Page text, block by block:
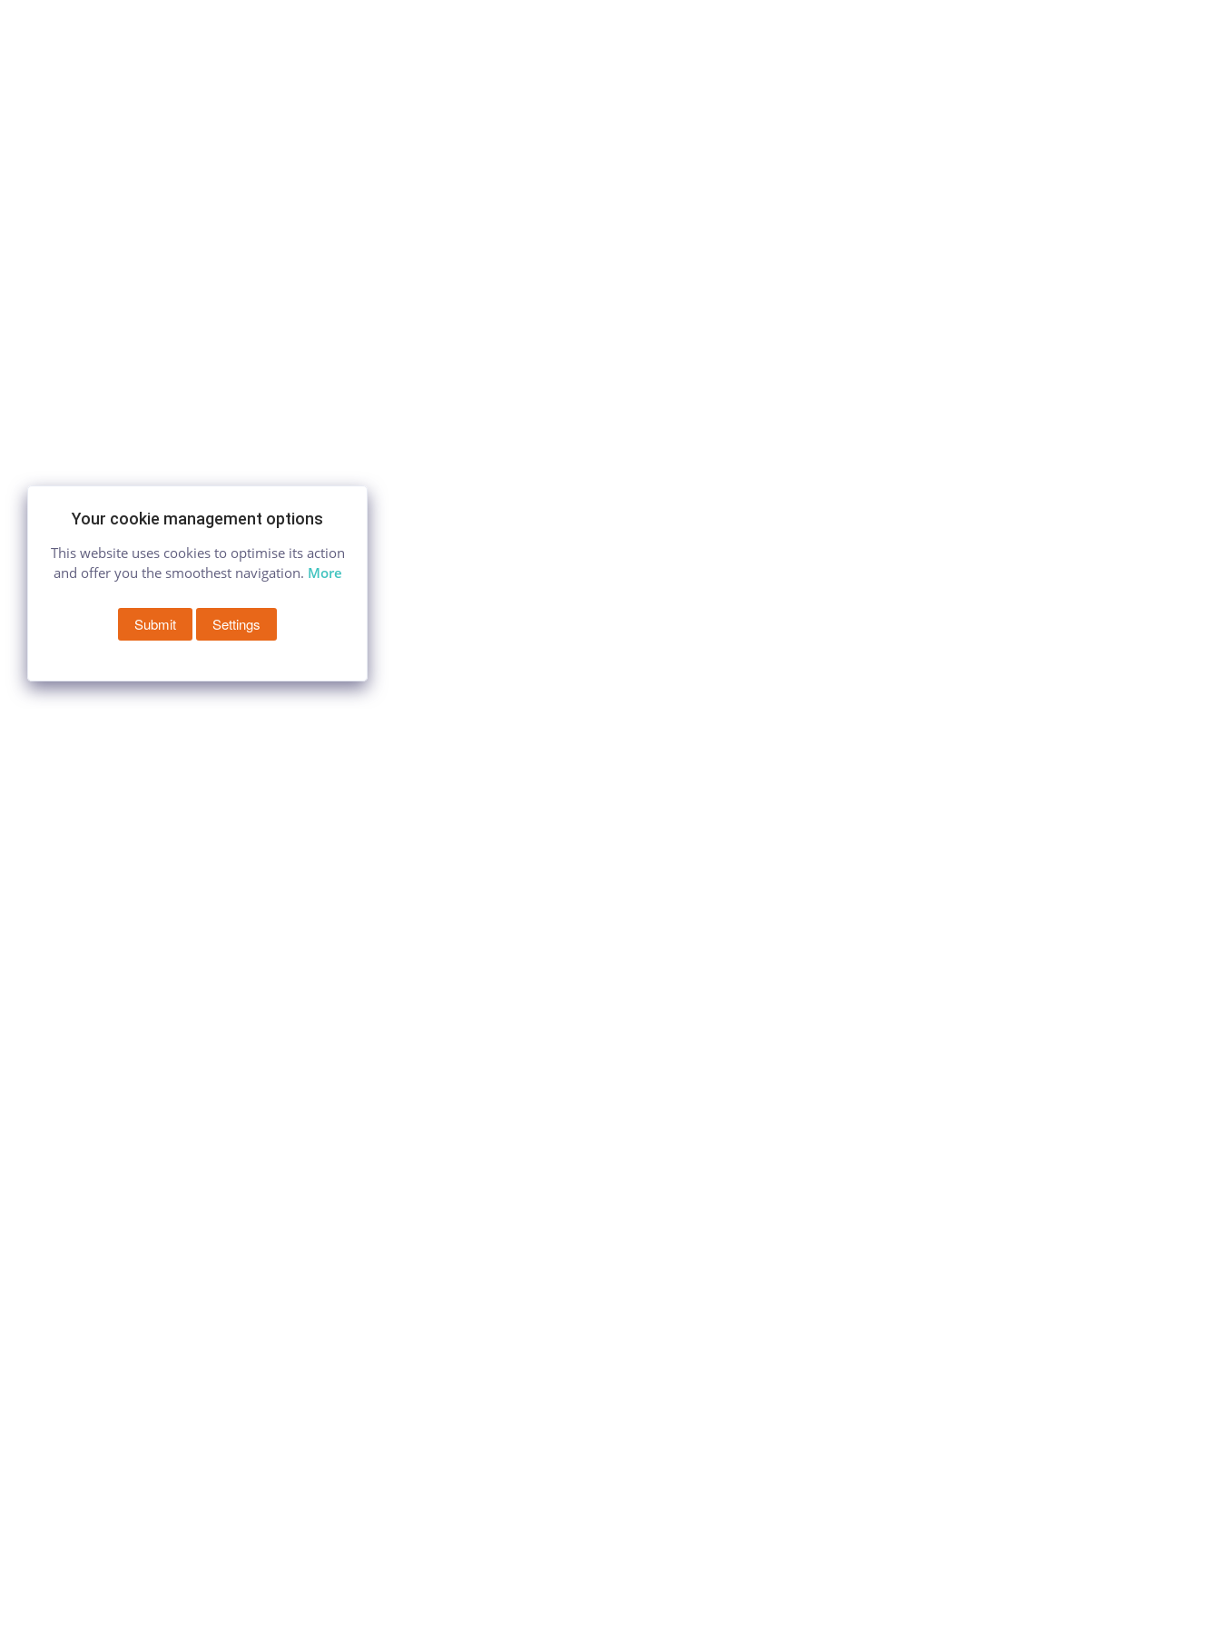
Your cookie management options
This website uses cookies to optimise its action
and offer you the smoothest navigation. More
Submit Settings